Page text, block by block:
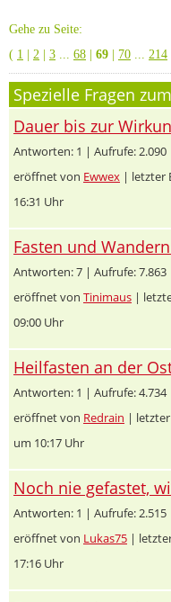
Gehe zu Seite:
( 1 2 3 68 69 70 214
Spezielle Fragen
Dauer bis zur
Antworten: 1 | Aufrufe: 2.090
eröffnet von Ewwex | letzter
16:31 Uhr
Fasten und
Antworten: 7 | Aufrufe: 7.863
eröffnet von Tinimaus |
09:00 Uhr
Heilfasten an der
Antworten: 1 | Aufrufe: 4.734
eröffnet von Redrain |
um 10:17 Uhr
Noch nie gefastet,
Antworten: 1 | Aufrufe: 2.515
eröffnet von Lukas75 |
17:16 Uhr